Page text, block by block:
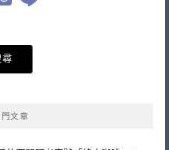
文章